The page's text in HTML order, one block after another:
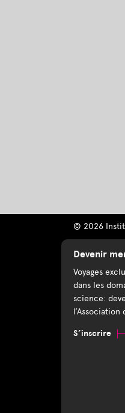
© 2026
Devenir
Voyages
dans les
science:
l’Association
S’inscrire